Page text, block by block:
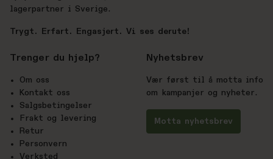
lagerpartner i Sverige.
Trygt. Erfart. Engasjert. Vi ses derute!
Trenger du hjelp?
Om oss
Kontakt oss
Salgsbetingelser
Frakt og levering
Retur
Personvern
Verksted
Nyhetsbrev
Vær først til å motta info
om kampanjer og nyheter.
Motta nyhetsbrev